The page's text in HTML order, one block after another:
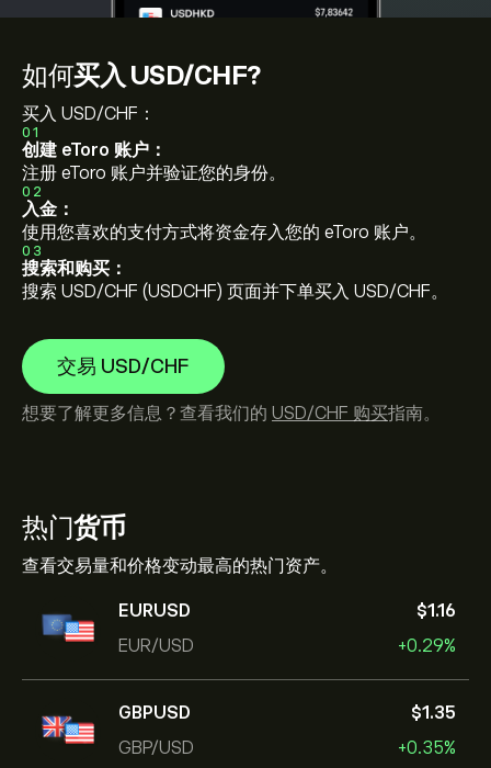
热门货币
查看交易量和价格变动最高的热门资产。
EURUSD
EUR/USD
‎$‎1.16
+0.29%
GBPUSD
GBP/USD
‎$‎1.35
+0.35%
如何买入 USD/CHF?
买入 USD/CHF：
01
创建 eToro 账户：
注册 eToro 账户并验证您的身份。
02
入金：
使用您喜欢的支付方式将资金存入您的 eToro 账户。
03
搜索和购买：
搜索 USD/CHF (USDCHF) 页面并下单买入 USD/CHF。
交易 USD/CHF
想要了解更多信息？查看我们的 USD/CHF 购买指南。